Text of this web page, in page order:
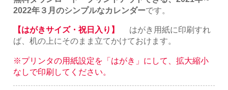
2022年３月のシンプルなカレンダーです。
【はがきサイズ・祝日入り】
はがき用紙に印刷すれ
ば、机の上にそのまま立てかけておけます。
※プリンタの用紙設定を「はがき」にして、拡大縮小
なしで印刷してください。